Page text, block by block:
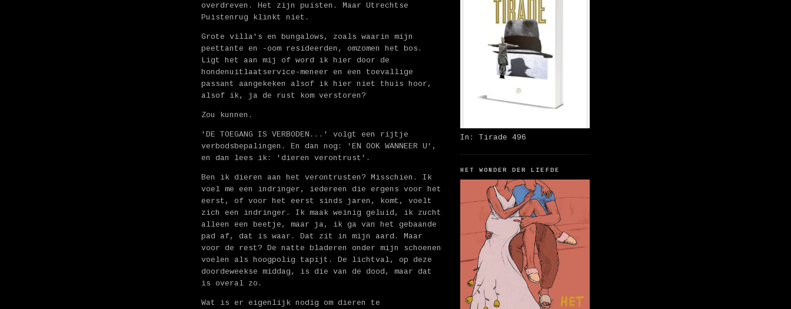
overdreven. Het zijn puisten. Maar Utrechtse
Puistenrug klinkt niet.
Grote villa's en bungalows, zoals waarin mijn
peettante en -oom resideerden, omzomen het bos.
Ligt het aan mij of word ik hier door de
hondenuitlaatservice-meneer en een toevallige
passant aangekeken alsof ik hier niet thuis hoor,
alsof ik, ja de rust kom verstoren?
Zou kunnen.
'DE TOEGANG IS VERBODEN...' volgt een rijtje
verbodsbepalingen. En dan nog: 'EN OOK WANNEER U',
en dan lees ik: 'dieren verontrust'.
Ben ik dieren aan het verontrusten? Misschien. Ik
voel me een indringer, iedereen die ergens voor het
eerst, of voor het eerst sinds jaren, komt, voelt
zich een indringer. Ik maak weinig geluid, ik zucht
alleen een beetje, maar ja, ik ga van het gebaande
pad af, dat is waar. Dat zit in mijn aard. Maar
voor de rest? De natte bladeren onder mijn schoenen
voelen als hoogpolig tapijt. De lichtval, op deze
doordeweekse middag, is die van de dood, maar dat
is overal zo.
Wat is er eigenlijk nodig om dieren te
In: Tirade 496
HET WONDER DER LIEFDE